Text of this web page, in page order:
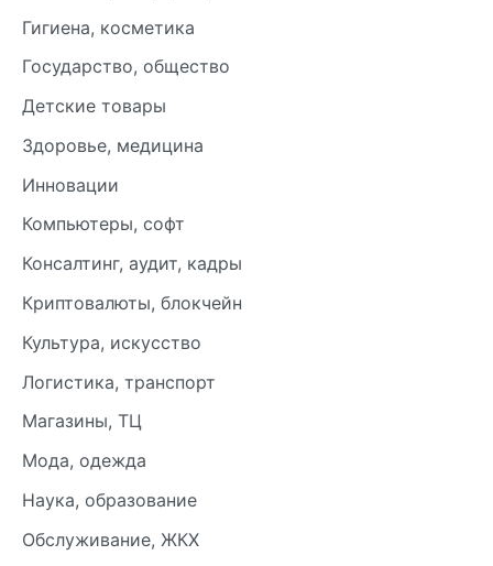
Гигиена, косметика
Государство, общество
Детские товары
Здоровье, медицина
Инновации
Компьютеры, софт
Консалтинг, аудит, кадры
Криптовалюты, блокчейн
Культура, искусство
Логистика, транспорт
Магазины, ТЦ
Мода, одежда
Наука, образование
Обслуживание, ЖКХ